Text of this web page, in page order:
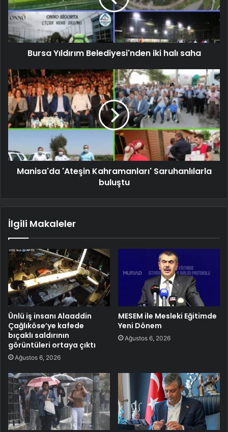
Bursa Yıldırım Belediyesi'nden iki halı saha
Manisa'da 'Ateşin Kahramanları' Saruhanlılarla
buluştu
İlgili Makaleler
Ünlü iş insanı Alaaddin
Çağlıköse’ye kafede
bıçaklı saldırının
görüntüleri ortaya çıktı
Ağustos 6, 2026
MESEM ile Mesleki Eğitimde
Yeni Dönem
Ağustos 6, 2026